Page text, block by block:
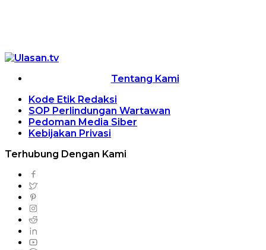
Tentang Kami
Kode Etik Redaksi
SOP Perlindungan Wartawan
Pedoman Media Siber
Kebijakan Privasi
Terhubung Dengan Kami